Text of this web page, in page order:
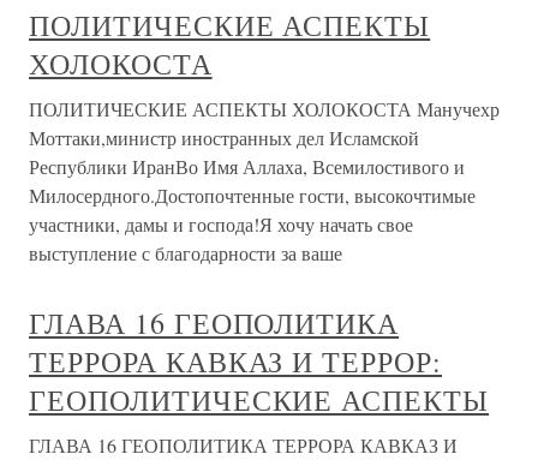
ПОЛИТИЧЕСКИЕ АСПЕКТЫ
ХОЛОКОСТА
ПОЛИТИЧЕСКИЕ АСПЕКТЫ ХОЛОКОСТА Манучехр
Моттаки,министр иностранных дел Исламской
Республики ИранВо Имя Аллаха, Всемилостивого и
Милосердного.Достопочтенные гости, высокочтимые
участники, дамы и господа!Я хочу начать свое
выступление с благодарности за ваше
ГЛАВА 16 ГЕОПОЛИТИКА
ТЕРРОРА КАВКАЗ И ТЕРРОР:
ГЕОПОЛИТИЧЕСКИЕ АСПЕКТЫ
ГЛАВА 16 ГЕОПОЛИТИКА ТЕРРОРА КАВКАЗ И